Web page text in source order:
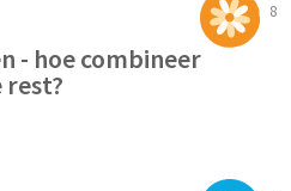
8
- hoe combineer
rest?